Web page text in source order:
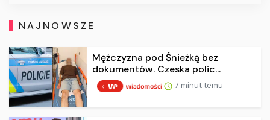
NAJNOWSZE
Mężczyzna pod Śnieżką bez
dokumentów. Czeska polic...
7 minut temu